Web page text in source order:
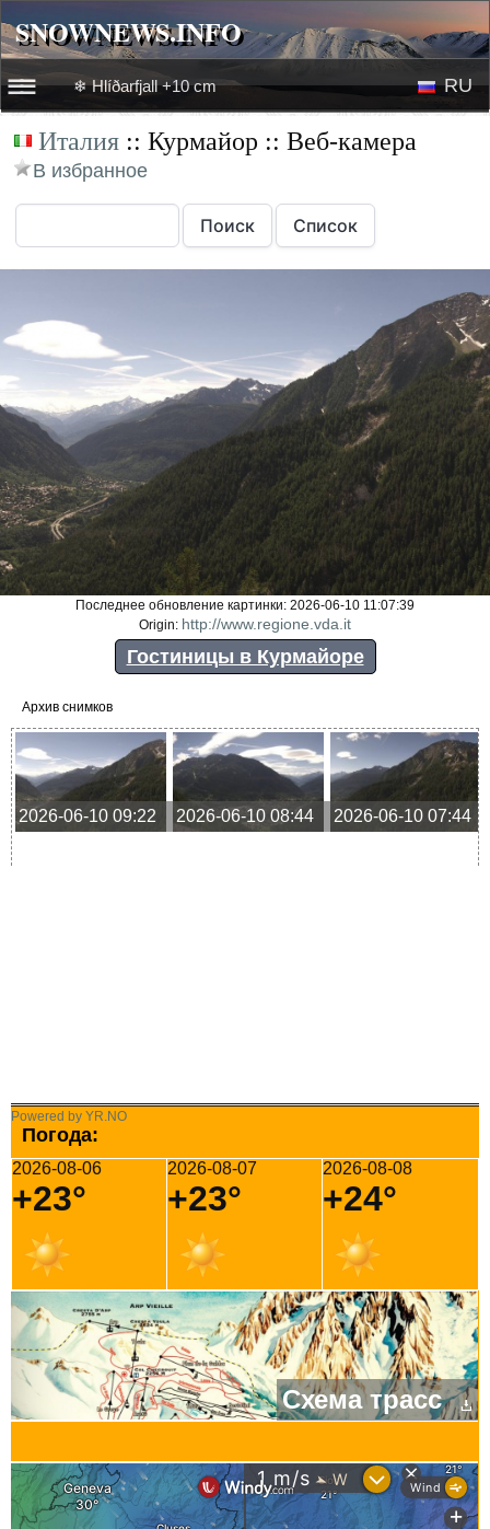
SNOWNEWS.INFO
☰☰
Новости
Лыжное видео
❄ Hlíðarfjall +10 cm RU
Италия :: Курмайор :: Веб-камера
В избранное
Последнее обновление картинки: 2026-06-10 11:07:39
Origin: http://www.regione.vda.it
Гостиницы в Курмайоре
Архив снимков
2026-06-10 09:22 2026-06-10 08:44 2026-06-10 07:44
Powered by YR.NO
Погода:
2026-08-06
+23°
2026-08-07
+23°
2026-08-08
+24°
Схема трасс